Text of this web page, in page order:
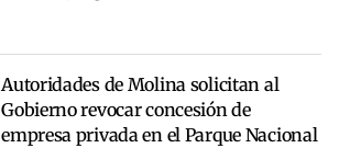
Autoridades de Molina solicitan al
Gobierno revocar concesión de
empresa privada en el Parque Nacional